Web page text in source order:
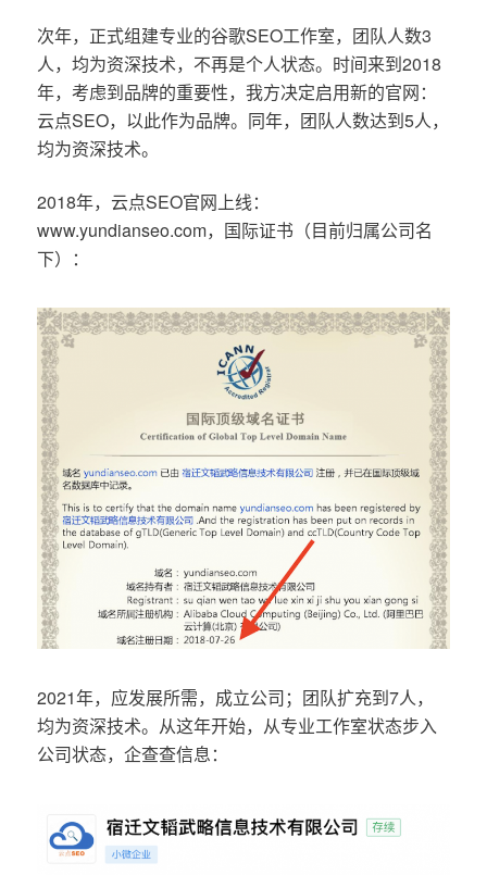
次年，正式组建专业的谷歌SEO工作室，团队人数3
人，均为资深技术，不再是个人状态。时间来到2018
年，考虑到品牌的重要性，我方决定启用新的官网：
云点SEO，以此作为品牌。同年，团队人数达到5人，
均为资深技术。
2018年，云点SEO官网上线：
www.yundianseo.com，国际证书（目前归属公司名
下）：
2021年，应发展所需，成立公司；团队扩充到7人，
均为资深技术。从这年开始，从专业工作室状态步入
公司状态，企查查信息：